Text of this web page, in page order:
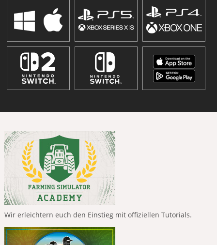
Wir erleichtern euch den Einstieg mit offiziellen Tutorials.